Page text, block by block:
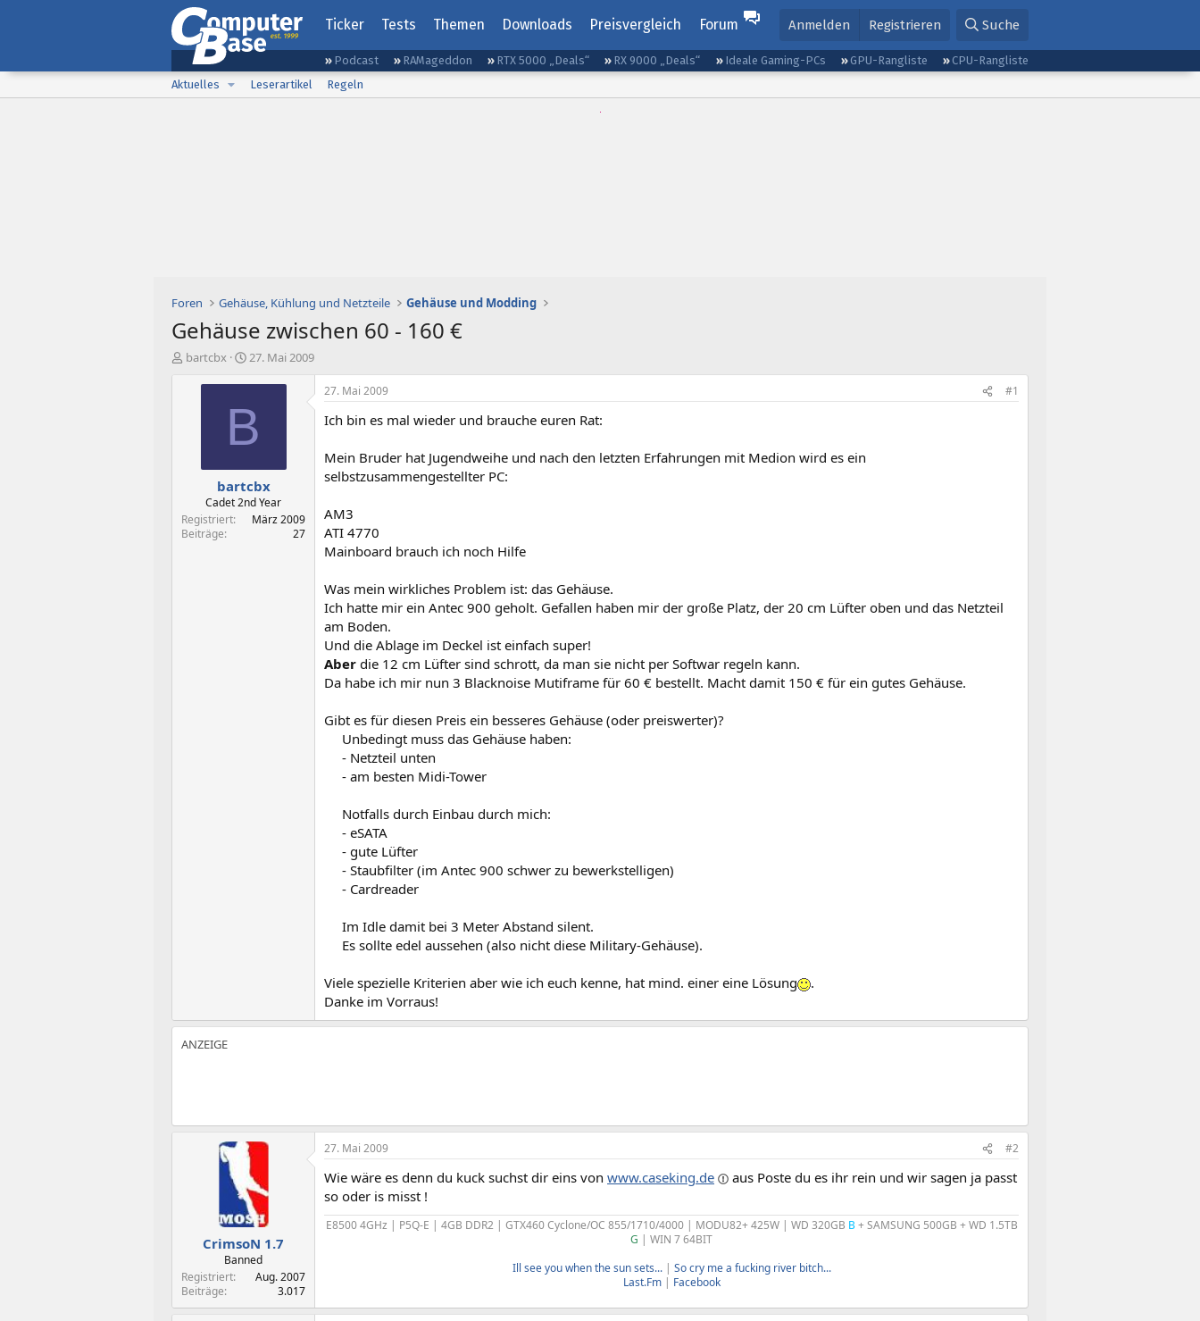
Ticker Tests Themen Downloads Preisvergleich Forum Anmelden Registrieren Suche
Podcast RAMageddon RTX 5000 „Deals“ RX 9000 „Deals“ Ideale Gaming-PCs GPU-Rangliste
CPU-Rangliste
Aktuelles
Leserartikel Regeln
Foren Gehäuse, Kühlung und Netzteile Gehäuse und Modding
Gehäuse zwischen 60 - 160 €
E
bartcbx
E
s
e
l
t
a
m
27. Mai 2009
B
bartcbx
Cadet 2nd Year
Registriert
März 2009
Beiträge
27
27. Mai 2009 #1
Ich bin es mal wieder und brauche euren Rat:
Mein Bruder hat Jugendweihe und nach den letzten Erfahrungen mit Medion wird es ein
selbstzusammengestellter PC:
AM3
ATI 4770
Mainboard brauch ich noch Hilfe
Was mein wirkliches Problem ist: das Gehäuse.
Ich hatte mir ein Antec 900 geholt. Gefallen haben mir der große Platz, der 20 cm Lüfter oben und das Netzteil
am Boden.
Und die Ablage im Deckel ist einfach super!
Aber die 12 cm Lüfter sind schrott, da man sie nicht per Softwar regeln kann.
Da habe ich mir nun 3 Blacknoise Mutiframe für 60 € bestellt. Macht damit 150 € für ein gutes Gehäuse.
Gibt es für diesen Preis ein besseres Gehäuse (oder preiswerter)?
Unbedingt muss das Gehäuse haben:
- Netzteil unten
- am besten Midi-Tower
Notfalls durch Einbau durch mich:
- eSATA
- gute Lüfter
- Staubfilter (im Antec 900 schwer zu bewerkstelligen)
- Cardreader
Im Idle damit bei 3 Meter Abstand silent.
Es sollte edel aussehen (also nicht diese Military-Gehäuse).​
Viele spezielle Kriterien aber wie ich euch kenne, hat mind. einer eine Lösung
.
Danke im Vorraus!
CrimsoN 1.7
Banned
Registriert
Aug. 2007
Beiträge
3.017
27. Mai 2009 #2
Wie wäre es denn du kuck suchst dir eins von www.caseking.de
aus Poste du es ihr rein und wir sagen ja passt
so oder is misst !
E8500 4GHz | P5Q-E | 4GB DDR2 | GTX460 Cyclone/OC 855/1710/4000 | MODU82+ 425W | WD 320GB B+ SAMSUNG 500GB + WD 1.5TB
G | WIN 7 64BIT
Ill see you when the sun sets...| So cry me a fucking river bitch...
Last.Fm| Facebook